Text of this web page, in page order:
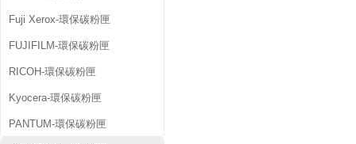
Fuji Xerox-環保碳粉匣
FUJIFILM-環保碳粉匣
RICOH-環保碳粉匣
Kyocera-環保碳粉匣
PANTUM-環保碳粉匣